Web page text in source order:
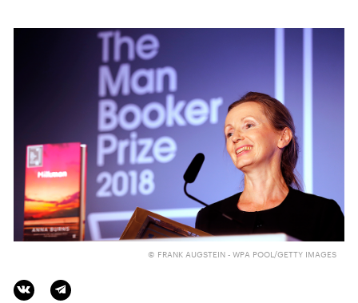
© FRANK AUGSTEIN - WPA POOL/GETTY IMAGES